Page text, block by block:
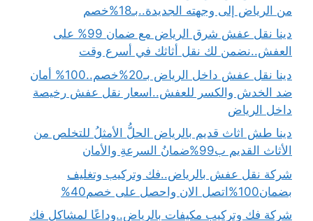
من الرياض إلى وجهته الجديدة..بـ18%خصم
دينا نقل عفش شرق الرياض مع ضمان 99% على
العفش..نضمن لك نقل أثاثك في أسرع وقت
دينا نقل عفش داخل الرياض بـ20%خصم..100% أمان
ضد الخدش والكسر للعفش..اسعار نقل عفش رخيصة
داخل الرياض
دينا طش اثاث قديم بالرياض الحلُّ الأمثلُ للتخلص من
الأثاث القديم ب99%ضمانُ السرعةِ والأمان
شركة نقل عفش بالرياض..فك وتركيب وتغليف
بضمان100%اتصل الان واحصل على خصم40%
شركة فك وتركيب مكيفات بالرياض..وداعًا لمشاكل فك